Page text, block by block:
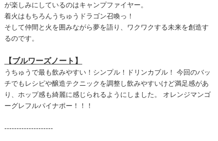
が楽しみにしているのはキャンプファイヤー。
着火はもちろんうちゅうドラゴン召喚っ！
そして仲間と火を囲みながら夢を語り、ワクワクする未来を創造す
るのです。
【ブルワーズノート】
うちゅうで最も飲みやすい！シンプル！ドリンカブル！ 今回のバッ
チでもレシピや醸造テクニックを調整し飲みやすいけど満足感があ
り、ホップ感も綺麗に感じられるようにしました。 オレンジマンゴ
ーグレフルパイナポー！！！
--------------------